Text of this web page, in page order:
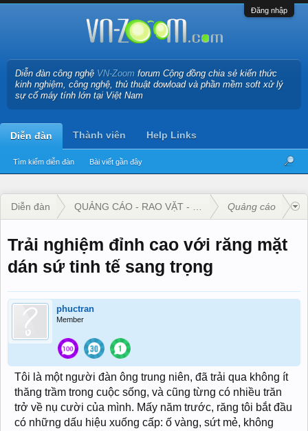
Đăng nhập
Diễn đàn công nghệ VN-Zoom forum Cộng đồng chia sẻ kiến thức
kinh nghiệm, công nghệ, thủ thuật dowload và phần mềm soft xử lý
sự cố máy tính lớn tại Việt Nam
Diễn đàn
Tìm kiếm diễn đàn Bài viết gần đây
Thành viên Help Links
Diễn đàn QUẢNG CÁO - RAO VẶT - KINH DOANHQuảng cáo
Trải nghiệm đỉnh cao với răng mặt
dán sứ tinh tế sang trọng
phuctran
Member
Tôi là một người đàn ông trung niên, đã trải qua không ít
thăng trầm trong cuộc sống, và cũng từng có nhiều trăn
trở về nụ cười của mình. Mấy năm trước, răng tôi bắt đầu
có những dấu hiệu xuống cấp: ố vàng, sứt mẻ, không